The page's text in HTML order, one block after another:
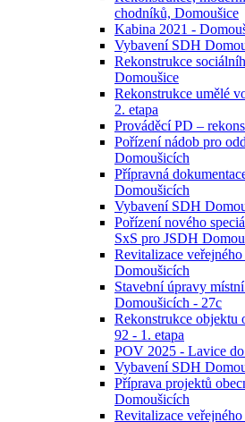
chodníků, Domoušice
Kabina 2021 -
Vybavení SDH
Rekonstrukce
Domoušice
Rekonstrukce umělé
2. etapa
Prováděcí PD –
Pořízení nádob pro
Domoušicích
Přípravná
Domoušicích
Vybavení SDH
Pořízení nového
SxS pro JSDH
Revitalizace
Domoušicích
Stavební úpravy
Domoušicích - 27c
Rekonstrukce objektu
92 - 1. etapa
POV 2025 - Lavice
Vybavení SDH
Příprava projektů
Domoušicích
Revitalizace